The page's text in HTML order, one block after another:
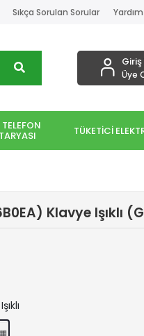
Sıkça Sorulan Sorular Yardım
Üye
TÜKETİCİ
Klavye Işıklı